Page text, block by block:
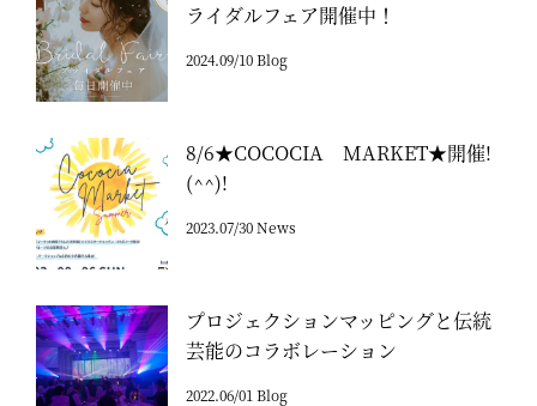
ライダルフェア開催中！
2024.09/10 Blog
8/6★COCOCIA MARKET★開催!
(^^)!
2023.07/30 News
プロジェクションマッピングと伝統
芸能のコラボレーション
2022.06/01 Blog